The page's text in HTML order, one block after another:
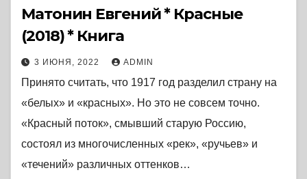
Матонин Евгений * Красные
(2018) * Книга
3 ИЮНЯ, 2022 ADMIN
Принято считать, что 1917 год разделил страну на
«белых» и «красных». Но это не совсем точно.
«Красный поток», смывший старую Россию,
состоял из многочисленных «рек», «ручьев» и
«течений» различных оттенков…